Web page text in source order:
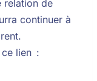
relation de
continuer à
ce lien :